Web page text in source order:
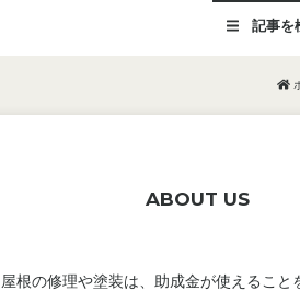
記事を
ABOUT US
屋根の修理や塗装は、助成金が使えること